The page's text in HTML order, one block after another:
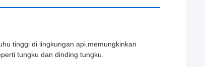
tinggi di lingkungan api.memungkinkan
tungku dan dinding tungku.